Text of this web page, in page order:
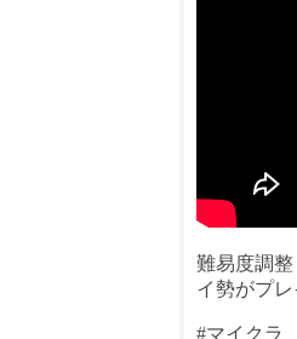
難易度調
イ勢がプ
#マイクラ